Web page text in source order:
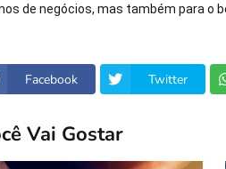
de negócios, mas também para o
Facebook Twitter
Vai Gostar